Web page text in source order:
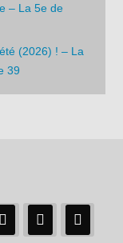
– La 5e de
(2026) ! – La
39